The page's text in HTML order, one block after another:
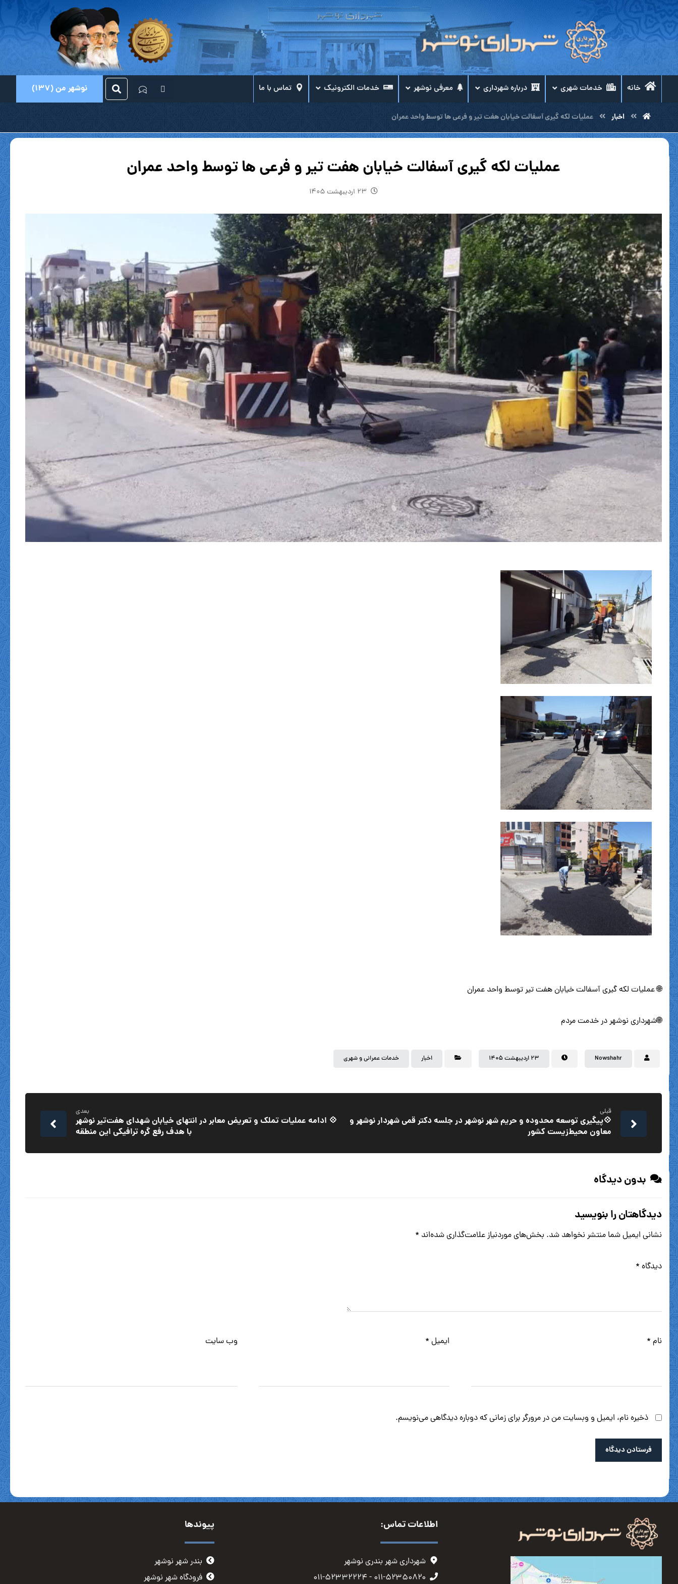
خانه خدمات شهری درباره شهرداری معرفی نوشهر خدمات الکترونیک تماس با ما نوشهر من (137)
اخبار عملیات لکه گیری آسفالت خیابان هفت تیر و فرعی ها توسط واحد عمران
عملیات لکه گیری آسفالت خیابان هفت تیر و فرعی ها توسط واحد عمران
۲۳ اردیبهشت ۱۴۰۵
🌐 عملیات لکه گیری آسفالت خیابان هفت تیر توسط واحد عمران
🌐شهرداری نوشهر در خدمت مردم
Nowshahr ۲۳ اردیبهشت ۱۴۰۵ اخبار خدمات عمرانی و شهری
قبلی
💠پیگیری توسعه محدوده و حریم شهر نوشهر در جلسه دکتر قمی شهردار نوشهر و
معاون محیط‌زیست کشور
بعدی
💠 ادامه عملیات تملک و تعریض معابر در انتهای خیابان شهدای هفت‌تیر نوشهر
با هدف رفع گره ترافیکی این منطقه
بدون دیدگاه
دیدگاهتان را بنویسید
نشانی ایمیل شما منتشر نخواهد شد. بخش‌های موردنیاز علامت‌گذاری شده‌اند *
دیدگاه *
نام * ایمیل * وب‌ سایت
ذخیره نام، ایمیل و وبسایت من در مرورگر برای زمانی که دوباره دیدگاهی می‌نویسم.
فرستادن دیدگاه
اطلاعات تماس:
شهرداری شهر بندری نوشهر
۰۱۱-۵۲۳۵۰۸۲۰ - ۰۱۱-۵۲۳۳۲۲۲۴
پیوندها
بندر شهر نوشهر
فرودگاه شهر نوشهر